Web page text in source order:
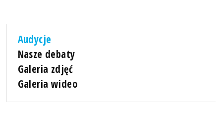
Audycje
Nasze debaty
Galeria zdjęć
Galeria wideo